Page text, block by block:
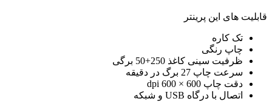
قابلیت های این پرینتر
تک کاره
چاپ رنگی
ظرفیت سینی کاغذ 250+50 برگی
سرعت چاپ 27 برگ در دقیقه
دقت چاپ 600 × 600 dpi
اتصال با درگاه USB و شبکه